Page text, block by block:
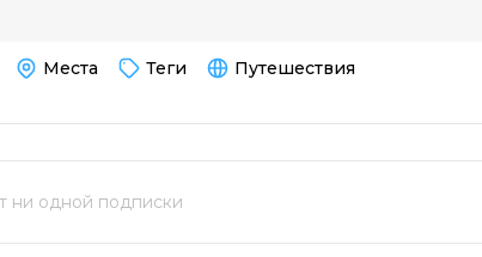
Места Теги Путешествия
ни одной подписки